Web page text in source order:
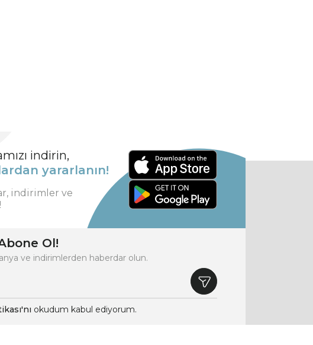
indirin,
yararlanın!
indirimler ve
Ol!
ve indirimlerden haberdar olun.
okudum kabul ediyorum.